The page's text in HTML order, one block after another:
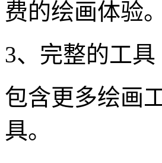
费的绘画体验。
3、完整的工具
包含更多绘画
具。